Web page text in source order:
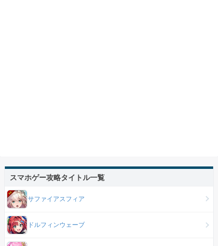
スマホゲー攻略タイトル一覧
サファイアスフィア
ドルフィンウェーブ